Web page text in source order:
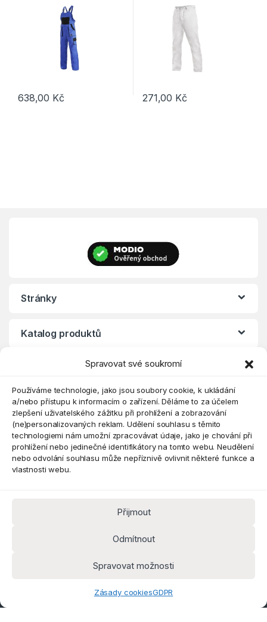
Spravovat své soukromí
Používáme technologie, jako jsou soubory cookie, k ukládání
a/nebo přístupu k informacím o zařízení. Děláme to za účelem
zlepšení uživatelského zážitku při prohlížení a zobrazování
(ne)personalizovaných reklam. Udělení souhlasu s těmito
technologiemi nám umožní zpracovávat údaje, jako je chování při
prohlížení nebo jedinečné identifikátory na tomto webu. Neudělení
nebo odvolání souhlasu může nepříznivě ovlivnit některé funkce a
vlastnosti webu.
Přijmout
Odmítnout
Spravovat možnosti
Zásady cookiesGDPR
638,00 Kč
Tento produkt má více variant. Možnosti lze vybrat na stránce
271,00 Kč
Tento produkt má více
Stránky
Katalog produktů
Máte dotaz? Kontaktujte nás
k.cz
Kancelář 8:30 - 16:00